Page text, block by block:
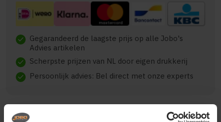
check Gegarandeerd de laagste prijs op alle Jobo's
Advies artikelen
check Scherpste prijzen van NL door eigen drukkerij
check Persoonlijk advies: Bel direct met onze experts